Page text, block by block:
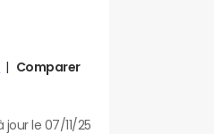
Comparer
jour le 07/11/25